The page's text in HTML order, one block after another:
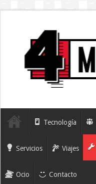
Tecnología
Servicios Viajes
Ocio Contacto